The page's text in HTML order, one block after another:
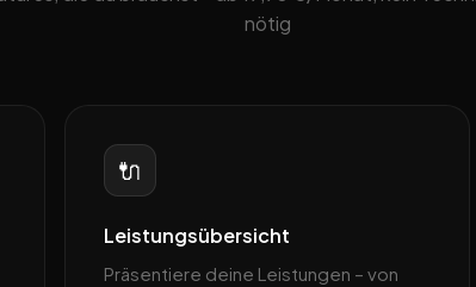
nötig
🔌
Leistungsübersicht
Präsentiere deine Leistungen – von